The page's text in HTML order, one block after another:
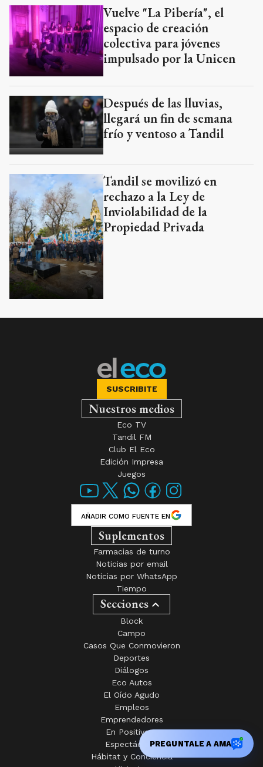
Vuelve "La Pibería", el
espacio de creación
colectiva para jóvenes
impulsado por la Unicen
Después de las lluvias,
llegará un fin de semana
frío y ventoso a Tandil
Tandil se movilizó en
rechazo a la Ley de
Inviolabilidad de la
Propiedad Privada
SUSCRIBITE
Nuestros medios
Eco TV
Tandil FM
Club El Eco
Edición Impresa
Juegos
AÑADIR COMO FUENTE EN
Suplementos
Farmacias de turno
Noticias por email
Noticias por WhatsApp
Tiempo
Secciones
Block
Campo
Casos Que Conmovieron
Deportes
Diálogos
Eco Autos
El Oído Agudo
Empleos
Emprendedores
En Positivo +
Espectáculos
Hábitat y Conciencia
PREGUNTALE A AMA